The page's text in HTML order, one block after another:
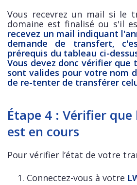
Vous recevrez un mail si le
domaine est finalisé ou s'il
recevez un mail indiquant
demande de transfert,
prérequis du tableau ci-
Vous devez donc vérifier que
sont valides pour votre nom
de re-tenter de transférer
Étape 4 : Vérifier
est en cours
Pour vérifier l’état de votre
Connectez-vous à votre